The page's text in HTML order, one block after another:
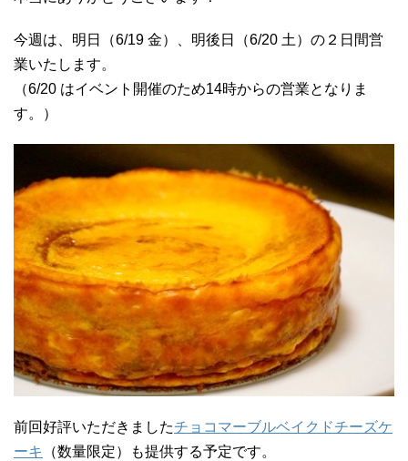
今週は、明日（6/19 金）、明後日（6/20 土）の２日間営
業いたします。
（6/20 はイベント開催のため14時からの営業となりま
す。）
前回好評いただきましたチョコマーブルベイクドチーズケ
ーキ
（数量限定）も提供する予定です。